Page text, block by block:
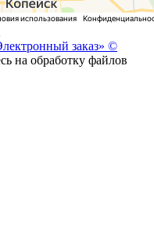
заказ» ©
на обработку файлов